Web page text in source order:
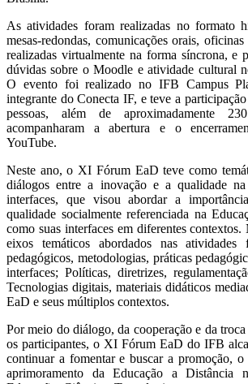
As atividades foram realizadas no formato
mesas-redondas, comunicações orais,
realizadas virtualmente na forma síncrona, e
dúvidas sobre o Moodle e atividade cultural
O evento foi realizado no IFB Campus
integrante do Conecta IF, e teve a
pessoas, além de aproximadamente
acompanharam a abertura e o
YouTube.
Neste ano, o XI Fórum EaD teve como
diálogos entre a inovação e a qualidade
interfaces, que visou abordar a
qualidade socialmente referenciada na
como suas interfaces em diferentes contextos.
eixos temáticos abordados nas atividades
pedagógicos, metodologias, práticas
interfaces; Políticas, diretrizes,
Tecnologias digitais, materiais didáticos
EaD e seus múltiplos contextos.
Por meio do diálogo, da cooperação e da
os participantes, o XI Fórum EaD do IFB
continuar a fomentar e buscar a promoção,
aprimoramento da Educação a Distância